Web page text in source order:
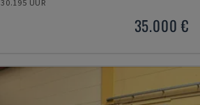
30.195 UUR
35.000 €